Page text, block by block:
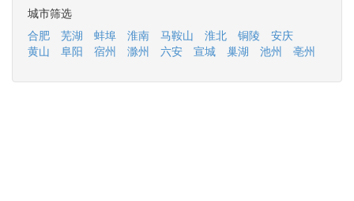
城市筛选
合肥
芜湖 蚌埠 淮南 马鞍山 淮北 铜陵
安庆
黄山
阜阳 宿州 滁州 六安 宣城 巢湖 池州 亳州